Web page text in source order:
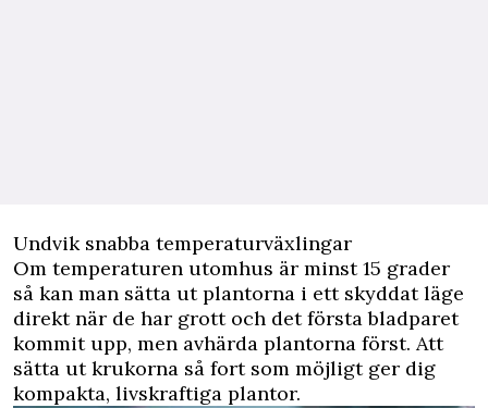
Undvik snabba temperaturväxlingar
Om temperaturen utomhus är minst 15 grader
så kan man sätta ut plantorna i ett skyddat läge
direkt när de har grott och det första bladparet
kommit upp, men avhärda plantorna först. Att
sätta ut krukorna så fort som möjligt ger dig
kompakta, livskraftiga plantor.